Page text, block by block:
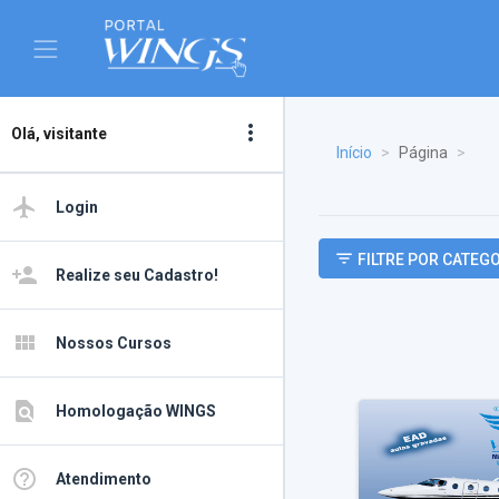
Início Página
filter_list FILTRE POR
Olá, visitante more_vert
airplanemode_active Login
person_add Realize seu Cadastro!
view_module Nossos Cursos
find_in_page Homologação WINGS
help_outline Atendimento